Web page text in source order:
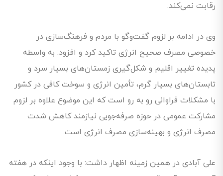
رقابت نمی‌کند.
وی در ادامه بر لزوم گفت‌وگو با مردم و فرهنگ‌سازی در
خصوصی مصرف صحیح انرژی تاکید کرد و افزود: به واسطه
پدیده تغییر اقلیم و شکل‌گیری زمستان‌های بسیار سرد و
تابستان‌های بسیار گرم، تأمین انرژی و سوخت کافی در کشور
با مشکلات فراوانی رو به رو است که این موضوع علاوه بر لزوم
مشارکت عمومی در حوزه صرفه‌جویی نیازمند کاهش شدت
مصرف انرژی و بهینه‌سازی مصرف انرژی است.
علی آبادی در همین زمینه اظهار داشت: با وجود اینکه در هفته